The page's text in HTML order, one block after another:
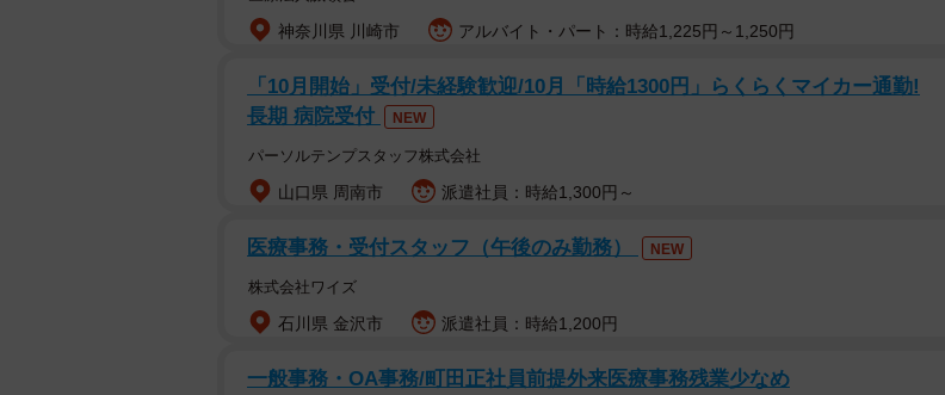
神奈川県 川崎市 アルバイト・パート：時給1,225円～1,250円
「10月開始」受付/未経験歓迎/10月「時給1300円」らくらくマイカー通勤!
長期 病院受付
NEW
パーソルテンプスタッフ株式会社
山口県 周南市 派遣社員：時給1,300円～
医療事務・受付スタッフ（午後のみ勤務） NEW
株式会社ワイズ
石川県 金沢市 派遣社員：時給1,200円
一般事務・OA事務/町田正社員前提外来医療事務残業少なめ